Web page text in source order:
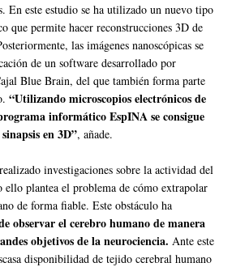
En este estudio se ha utilizado un nuevo tipo
que permite hacer reconstrucciones 3D de
las imágenes nanoscópicas se
de un software desarrollado por
Blue Brain, del que también forma parte
“Utilizando microscopios electrónicos de
informático EspINA se consigue
en 3D”, añade.
investigaciones sobre la actividad del
ello plantea el problema de cómo extrapolar
de forma fiable. Este obstáculo ha
observar el cerebro humano de manera
objetivos de la neurociencia. Ante este
disponibilidad de tejido cerebral humano